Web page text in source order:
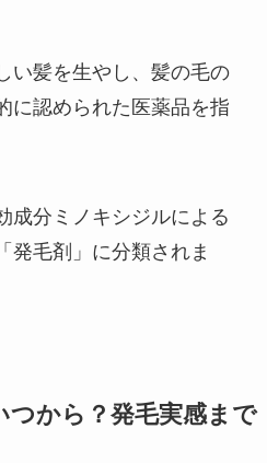
い髪を生やし、髪の毛の
に認められた医薬品を指
成分ミノキシジルによる
発毛剤」に分類されま
つから？発毛実感まで